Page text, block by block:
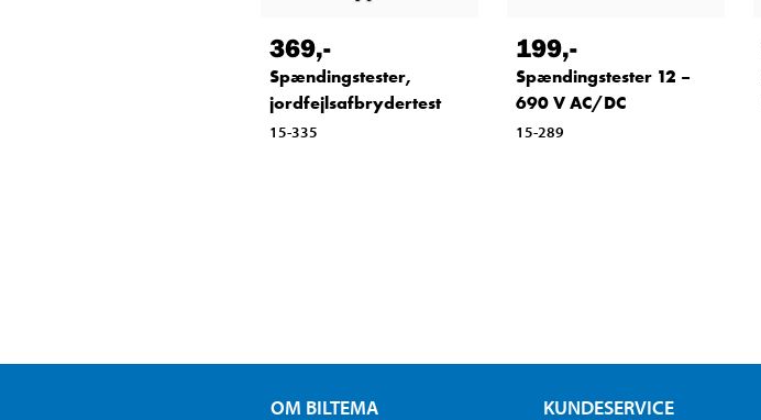
369,-
Spændingstester,
jordfejlsafbrydertest
15-335
199,-
Spændingstester 12 –
690 V AC/DC
15-289
OM BILTEMA KUNDESERVICE